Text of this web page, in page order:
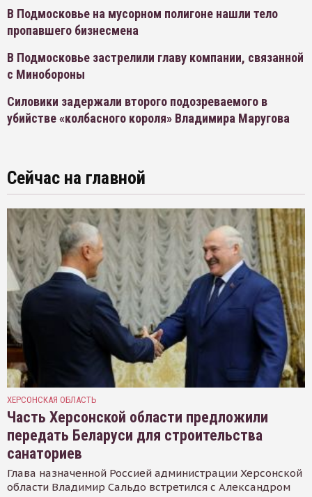
В Подмосковье на мусорном полигоне нашли тело
пропавшего бизнесмена
В Подмосковье застрелили главу компании, связанной
с Минобороны
Силовики задержали второго подозреваемого в
убийстве «колбасного короля» Владимира Маругова
Сейчас на главной
ХЕРСОНСКАЯ ОБЛАСТЬ
Часть Херсонской области предложили
передать Беларуси для строительства
санаториев
Глава назначенной Россией администрации Херсонской
области Владимир Сальдо встретился с Александром